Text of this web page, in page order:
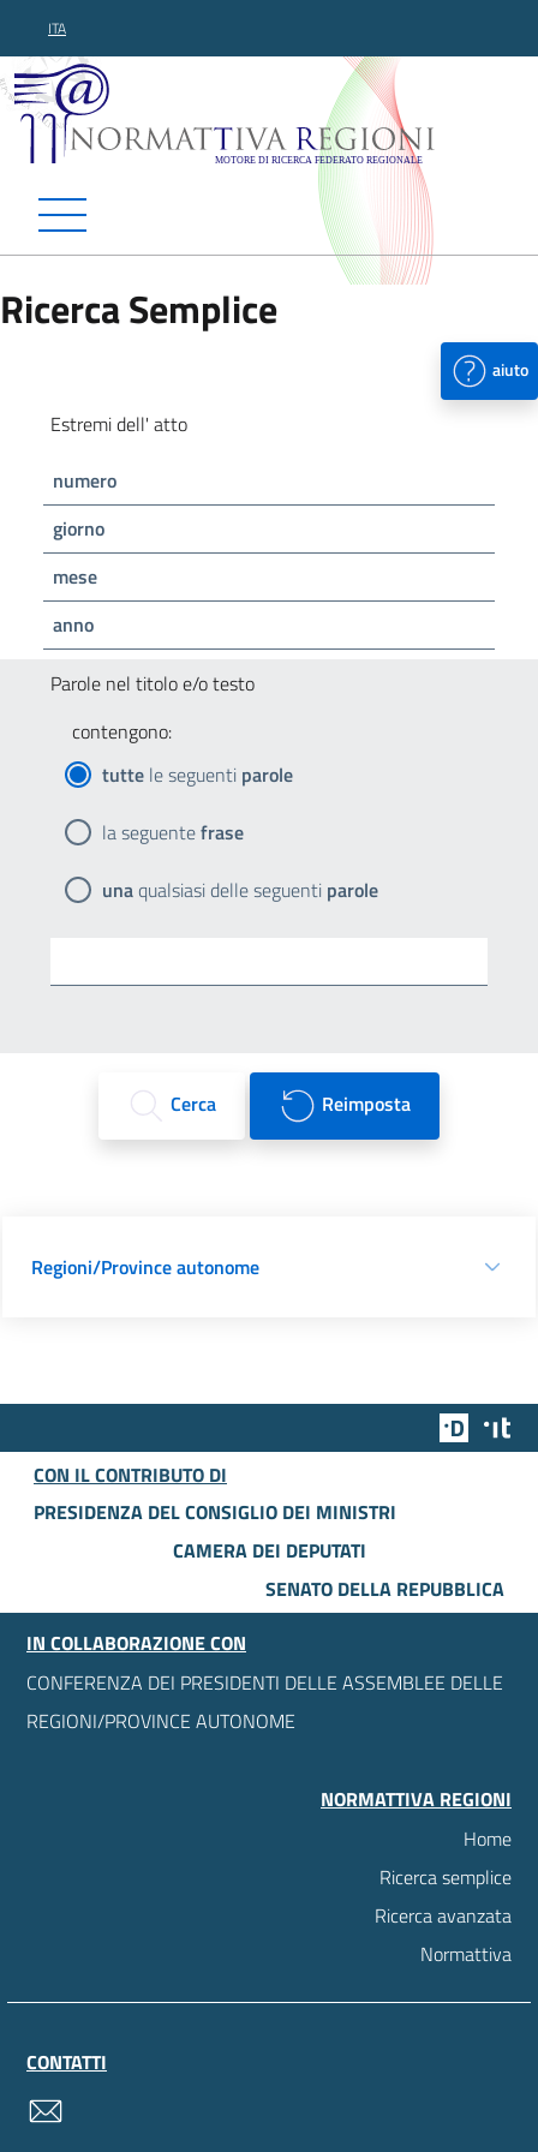
ITA
Normattiva Regioni -
Ricerca Semplice
aiuto
Estremi dell' atto
numero
giorno
mese
anno
Parole nel titolo e/o testo
contengono:
tutte le seguenti parole
la seguentefrase
unaqualsiasi delle seguenti parole
Cerca Reimposta
Regioni/Province autonome
Team
CON IL CONTRIBUTO DI
PRESIDENZA DEL CONSIGLIO DEI MINISTRI
CAMERA DEI DEPUTATI
SENATO DELLA REPUBBLICA
IN COLLABORAZIONE CON
CONFERENZA DEI PRESIDENTI DELLE ASSEMBLEE DELLE
REGIONI/PROVINCE AUTONOME
NORMATTIVA REGIONI
Home
Ricerca semplice
Ricerca avanzata
Normattiva
CONTATTI